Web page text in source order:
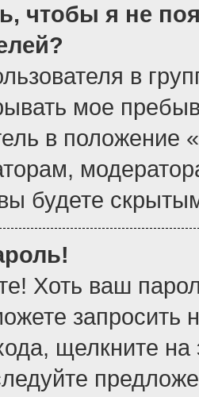
чтобы я не
в
мое
в положение
будете
Хоть ваш
запросить
щелкните